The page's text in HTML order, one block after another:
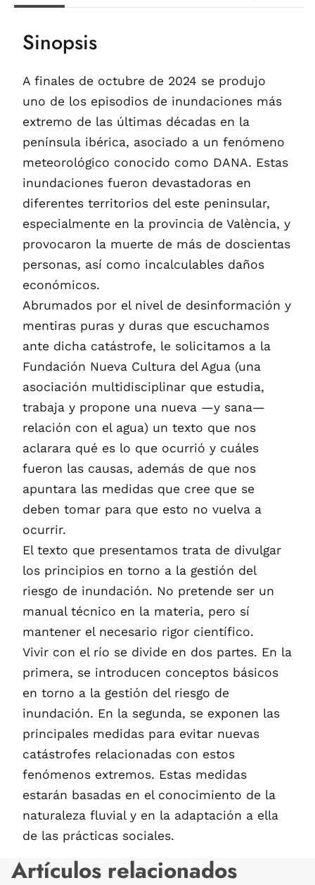
Sinopsis
A finales de octubre de 2024 se produjo
uno de los episodios de inundaciones más
extremo de las últimas décadas en la
península ibérica, asociado a un fenómeno
meteorológico conocido como DANA. Estas
inundaciones fueron devastadoras en
diferentes territorios del este peninsular,
especialmente en la provincia de València, y
provocaron la muerte de más de doscientas
personas, así como incalculables daños
económicos.
Abrumados por el nivel de desinformación y
mentiras puras y duras que escuchamos
ante dicha catástrofe, le solicitamos a la
Fundación Nueva Cultura del Agua (una
asociación multidisciplinar que estudia,
trabaja y propone una nueva —y sana—
relación con el agua) un texto que nos
aclarara qué es lo que ocurrió y cuáles
fueron las causas, además de que nos
apuntara las medidas que cree que se
deben tomar para que esto no vuelva a
ocurrir.
El texto que presentamos trata de divulgar
los principios en torno a la gestión del
riesgo de inundación. No pretende ser un
manual técnico en la materia, pero sí
mantener el necesario rigor científico.
Vivir con el río se divide en dos partes. En la
primera, se introducen conceptos básicos
en torno a la gestión del riesgo de
inundación. En la segunda, se exponen las
principales medidas para evitar nuevas
catástrofes relacionadas con estos
fenómenos extremos. Estas medidas
estarán basadas en el conocimiento de la
naturaleza fluvial y en la adaptación a ella
de las prácticas sociales.
Artículos relacionados